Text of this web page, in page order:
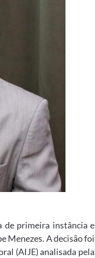
de primeira instância e
Menezes. A decisão foi
(AIJE) analisada pela